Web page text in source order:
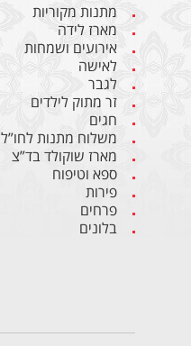
מתנות מקוריות
מארז לידה
אירועים ושמחות
לאישה
לגבר
זר מתוק לילדים
חגים
משלוח מתנות לחו”ל
מארז שוקולד בד”צ
ספא וטיפוח
פירות
פרחים
בלונים